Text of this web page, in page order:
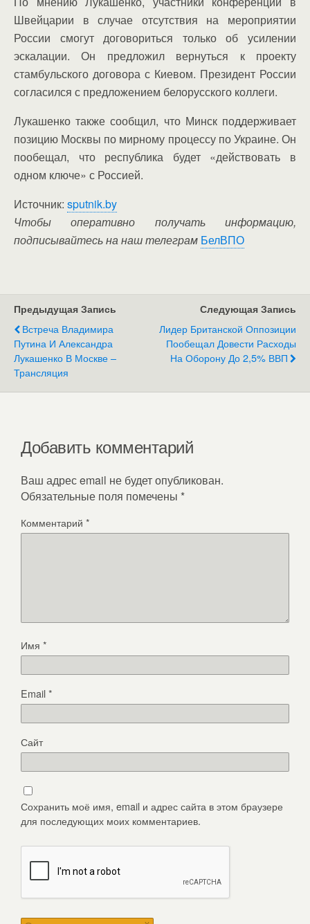
Швейцарии в случае отсутствия на мероприятии
России смогут договориться только об усилении
эскалации. Он предложил вернуться к проекту
стамбульского договора с Киевом. Президент России
согласился с предложением белорусского коллеги.
Лукашенко также сообщил, что Минск поддерживает
позицию Москвы по мирному процессу по Украине. Он
пообещал, что республика будет «действовать в
одном ключе» с Россией.
Источник: sputnik.by
Чтобы оперативно получать информацию,
подписывайтесь на наш телеграм БелВПО
Предыдущая Запись
Встреча Владимира
Путина И Александра
Лукашенко В Москве –
Трансляция
Следующая Запись
Лидер Британской Оппозиции
Пообещал Довести Расходы
На Оборону До 2,5% ВВП
Добавить комментарий
Ваш адрес email не будет опубликован.
Обязательные поля помечены *
Комментарий *
Имя *
Email*
Сайт
Сохранить моё имя, email и адрес сайта в этом браузере
для последующих моих комментариев.